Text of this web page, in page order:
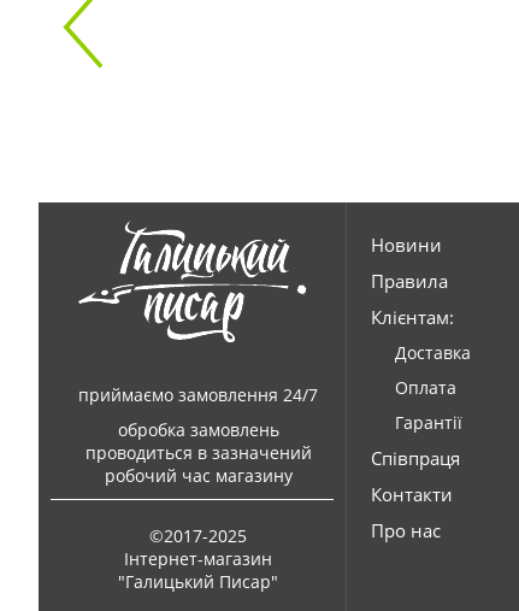
приймаємо замовлення 24/7
обробка замовлень
проводиться в зазначений
робочий час магазину
©2017-2025
Інтернет-магазин
"Галицький Писар"
Новини
Правила
Клієнтам:
Доставка
Оплата
Гарантії
Співпраця
Контакти
Про нас